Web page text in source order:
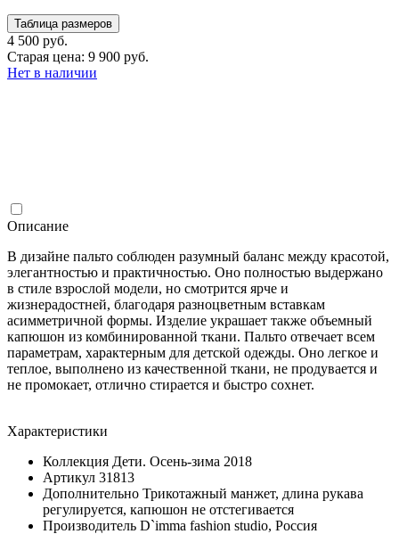
Таблица размеров
4 500 руб.
Старая цена: 9 900 руб.
Нет в наличии
Описание
В дизайне пальто соблюден разумный баланс между красотой,
элегантностью и практичностью. Оно полностью выдержано
в стиле взрослой модели, но смотрится ярче и
жизнерадостней, благодаря разноцветным вставкам
асимметричной формы. Изделие украшает также объемный
капюшон из комбинированной ткани. Пальто отвечает всем
параметрам, характерным для детской одежды. Оно легкое и
теплое, выполнено из качественной ткани, не продувается и
не промокает, отлично стирается и быстро сохнет.
Характеристики
Коллекция Дети. Осень-зима 2018
Артикул 31813
Дополнительно Трикотажный манжет, длина рукава
регулируется, капюшон не отстегивается
Производитель D`imma fashion studio, Россия